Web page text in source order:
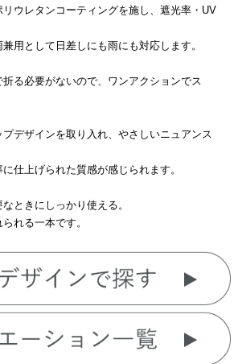
ウレタンコーティングを施し、遮光率・UV
用として日差しにも雨にも対応します。
る必要がないので、ワンアクションでス
デザインを取り入れ、やさしいニュアンス
仕上げられた質感が感じられます。
ときにしっかり使える。
れる一本です。